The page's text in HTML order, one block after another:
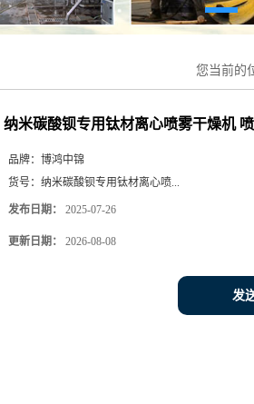
您当前的
纳米碳酸钡专用钛材离心喷雾干燥机
品牌： 博鸿中锦
货号： 纳米碳酸钡专用钛材离心喷...
发布日期： 2025-07-26
更新日期： 2026-08-08
发